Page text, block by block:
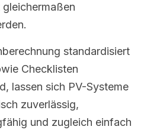
standardisiert
Checklisten
lassen sich PV-Systeme
zuverlässig,
und zugleich einfach